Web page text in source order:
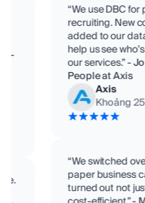
C-
“We use DBC
recruiting. New
added to our
help us see
our services.”-
People at Axis
Axis
Khoảng
“We switched
paper business
turned out not